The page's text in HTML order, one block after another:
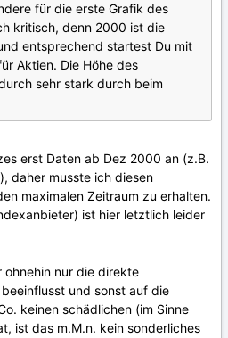
für die erste Grafik des
kritisch, denn 2000 ist die
entsprechend startest Du mit
Aktien. Die Höhe des
sehr stark durch beim
erst Daten ab Dez 2000 an (z.B.
daher musste ich diesen
maximalen Zeitraum zu erhalten.
ist hier letztlich leider
nur die direkte
und sonst auf die
keinen schädlichen (im Sinne
ist das m.M.n. kein sonderliches